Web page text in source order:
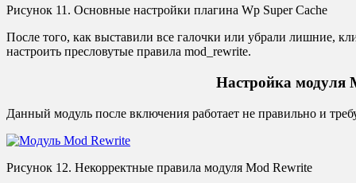
Рисунок 11. Основные настройки плагина Wp Super Cache
После того, как выставили все галочки или убрали лишние,
настроить пресловутые правила mod_rewrite.
Настройка модуля
Данный модуль после включения работает не правильно и
Рисунок 12. Некорректные правила модуля Mod Rewrite